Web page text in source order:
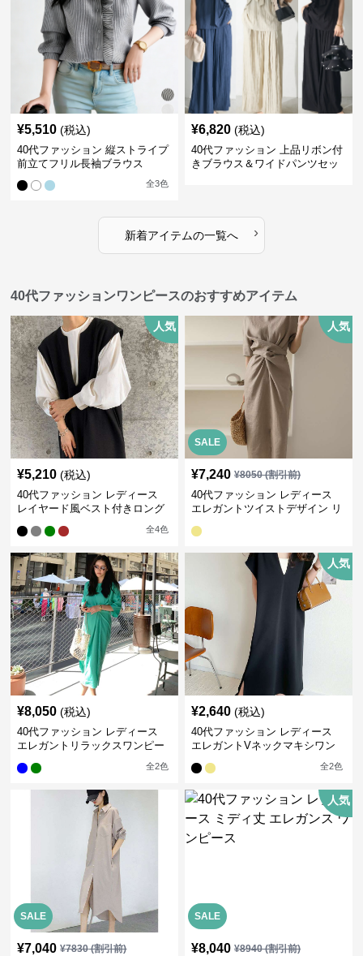
¥5,510 (税込)
40代ファッション 縦ストライプ
前立てフリル長袖ブラウス
全3色
¥6,820 (税込)
40代ファッション 上品リボン付
きブラウス＆ワイドパンツセッ
新着アイテムの一覧へ ›
40代ファッションワンピースのおすすめアイテム
人気
¥5,210 (税込)
40代ファッション レディース
レイヤード風ベスト付きロング
全4色
SALE
人気
¥7,240 ¥8050(割引前)
40代ファッション レディース
エレガントツイストデザイン リ
¥8,050 (税込)
40代ファッション レディース
エレガントリラックスワンピー
全2色
人気
¥2,640 (税込)
40代ファッション レディース
エレガントVネックマキシワン
全2色
SALE
¥7,040 ¥7830(割引前)
SALE
人気
¥8,040 ¥8940(割引前)